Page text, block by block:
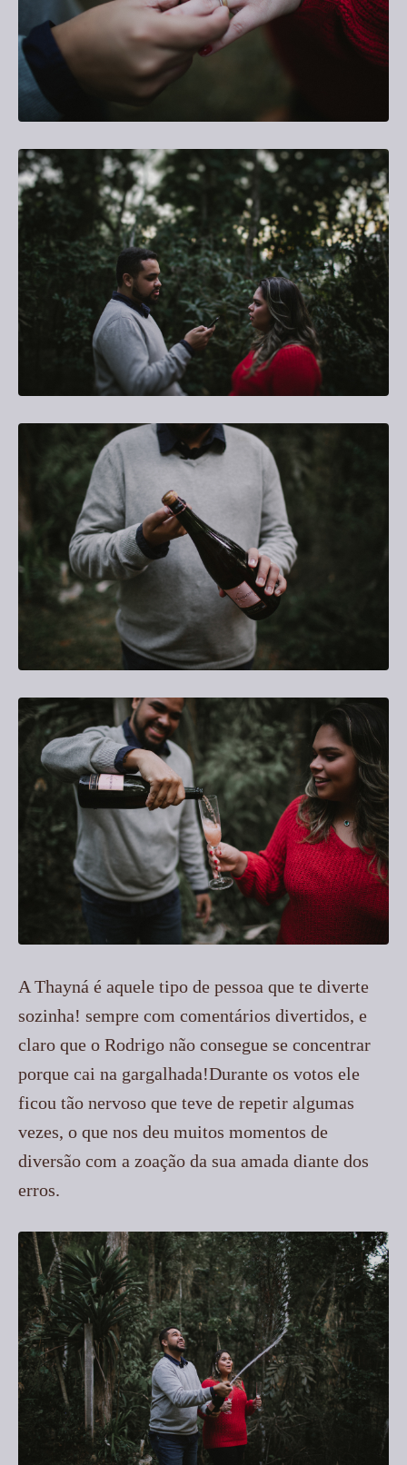
A Thayná é aquele tipo de pessoa que te diverte
sozinha! sempre com comentários divertidos, e
claro que o Rodrigo não consegue se concentrar
porque cai na gargalhada!Durante os votos ele
ficou tão nervoso que teve de repetir algumas
vezes, o que nos deu muitos momentos de
diversão com a zoação da sua amada diante dos
erros.